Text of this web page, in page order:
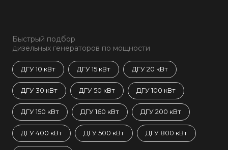
Быстрый подбор
дизельных генераторов по мощности
ДГУ 10 кВт ДГУ 15 кВт ДГУ 20 кВт
ДГУ 30 кВт ДГУ 50 кВт ДГУ 100 кВт
ДГУ 150 кВт ДГУ 160 кВт ДГУ 200 кВт
ДГУ 400 кВт ДГУ 500 кВт ДГУ 800 кВт